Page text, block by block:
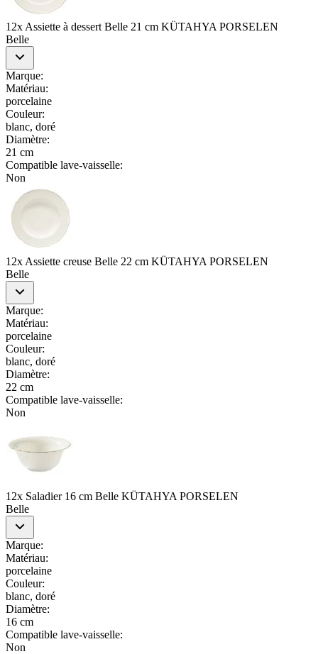
12x Assiette à dessert Belle 21 cm KÜTAHYA PORSELEN
Belle
Marque:
Matériau:
porcelaine
Couleur:
blanc, doré
Diamètre:
21 cm
Compatible lave-vaisselle:
Non
12x Assiette creuse Belle 22 cm KÜTAHYA PORSELEN
Belle
Marque:
Matériau:
porcelaine
Couleur:
blanc, doré
Diamètre:
22 cm
Compatible lave-vaisselle:
Non
12x Saladier 16 cm Belle KÜTAHYA PORSELEN
Belle
Marque:
Matériau:
porcelaine
Couleur:
blanc, doré
Diamètre:
16 cm
Compatible lave-vaisselle:
Non